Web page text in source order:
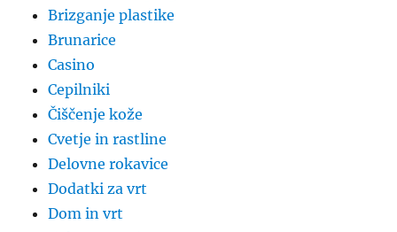
Brizganje plastike
Brunarice
Casino
Cepilniki
Čiščenje kože
Cvetje in rastline
Delovne rokavice
Dodatki za vrt
Dom in vrt